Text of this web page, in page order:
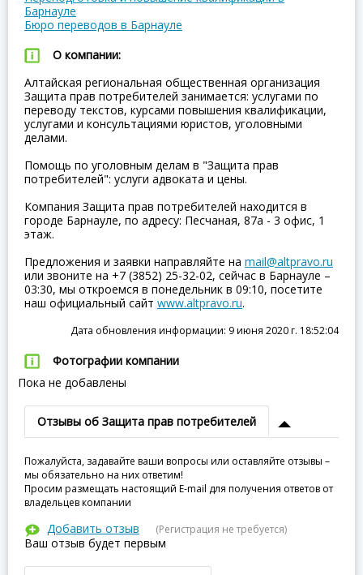
Барнауле
Бюро переводов в Барнауле
О компании:
Алтайская региональная общественная организация
Защита прав потребителей занимается: услугами по
переводу текстов, курсами повышения квалификации,
услугами и консультациями юристов, уголовными
делами.
Помощь по уголовным делам в "Защита прав
потребителей": услуги адвоката и цены.
Компания Защита прав потребителей находится в
городе Барнауле, по адресу: Песчаная, 87а - 3 офис, 1
этаж.
Предложения и заявки направляйте на mail@altpravo.ru
или звоните на +7 (3852) 25-32-02, сейчас в Барнауле –
03:30, мы откроемся в понедельник в 09:10, посетите
наш официальный сайт www.altpravo.ru.
Дата обновления информации: 9 июня 2020 г. 18:52:04
Фотографии компании
Пока не добавлены
Отзывы об Защита прав потребителей
Пожалуйста, задавайте ваши вопросы или оставляйте отзывы –
мы обязательно на них ответим!
Просим размещать настоящий E-mail для получения ответов от
владельцев компании
Добавить отзыв (Регистрация не требуется)
Ваш отзыв будет первым